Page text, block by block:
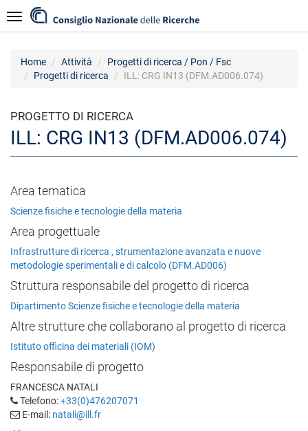
al
contenuto
Navigazione
Home Attività
Progetti di ricerca / Pon / Fsc
Progetti di ricerca
ILL: CRG IN13 (DFM.AD006.074)
PROGETTO DI RICERCA
ILL: CRG IN13 (DFM.AD006.074)
Area tematica
Scienze fisiche e tecnologie della materia
Area progettuale
Infrastrutture di ricerca , strumentazione avanzata e nuove
metodologie sperimentali e di calcolo (DFM.AD006)
Struttura responsabile del progetto di ricerca
Dipartimento Scienze fisiche e tecnologie della materia
Altre strutture che collaborano al progetto di ricerca
Istituto officina dei materiali (IOM)
Responsabile di progetto
FRANCESCA NATALI
Telefono:+33(0)476207071
E-mail: natali@ill.fr